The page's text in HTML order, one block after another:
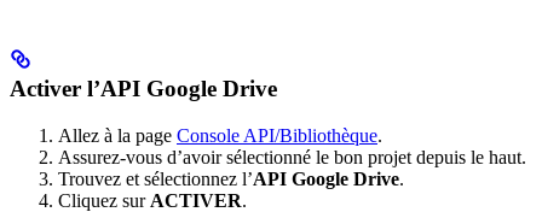
Activer l’API Google Drive
Allez à la page Console API/Bibliothèque.
Assurez-vous d’avoir sélectionné le bon projet depuis le haut.
Trouvez et sélectionnez l’API Google Drive.
Cliquez sur ACTIVER.